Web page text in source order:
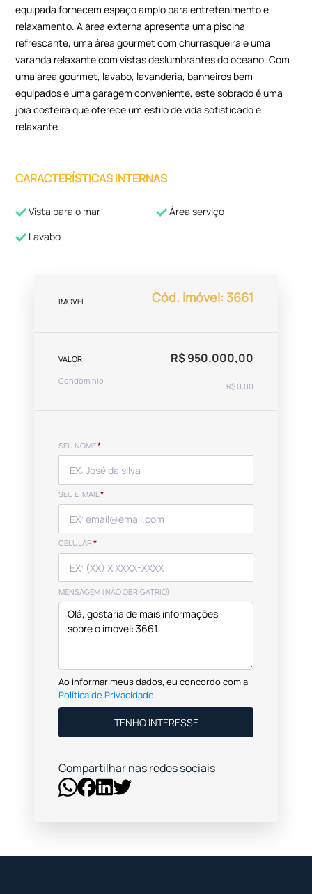
equipada fornecem espaço amplo para entretenimento e
relaxamento. A área externa apresenta uma piscina
refrescante, uma área gourmet com churrasqueira e uma
varanda relaxante com vistas deslumbrantes do oceano. Com
uma área gourmet, lavabo, lavanderia, banheiros bem
equipados e uma garagem conveniente, este sobrado é uma
joia costeira que oferece um estilo de vida sofisticado e
relaxante.
CARACTERÍSTICAS INTERNAS
Vista para o mar
Área serviço
Lavabo
IMÓVEL Cód. imóvel: 3661
VALOR R$ 950.000,00
Condomínio
R$ 0,00
SEU NOME*
SEU E-MAIL*
CELULAR *
MENSAGEM (NÃO OBRIGATRIO)
Ao informar meus dados, eu concordo com a
Política de Privacidade.
TENHO INTERESSE
Compartilhar nas redes sociais